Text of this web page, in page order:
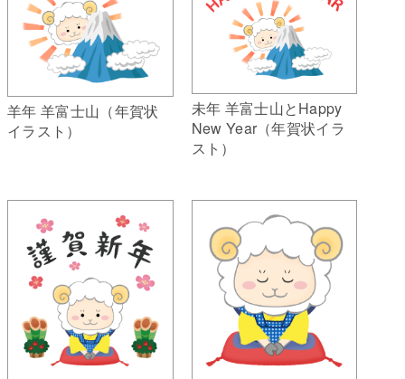
羊年 羊富士山（年賀状
イラスト）
未年 羊富士山とHappy
New Year（年賀状イラ
スト）